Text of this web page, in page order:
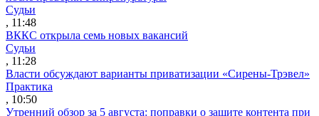
Судьи
, 11:48
ВККС открыла семь новых вакансий
Судьи
, 11:28
Власти обсуждают варианты приватизации «Сирены-Трэвел»
Практика
, 10:50
Утренний обзор за 5 августа: поправки о защите контента при